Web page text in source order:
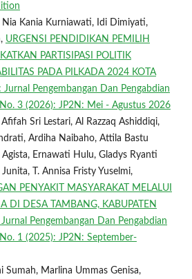
Nia Kania Kurniawati, Idi Dimiyati,
URGENSI PENDIDIKAN PEMILIH
PARTISIPASI POLITIK
PADA PILKADA 2024 KOTA
Jurnal Pengembangan Dan Pengabdian
3 (2026): JP2N: Mei - Agustus 2026
Sri Lestari, Al Razzaq Ashiddiqi,
Ardiha Naibaho, Attila Bastu
Agista, Ernawati Hulu, Gladys Ryanti
T. Annisa Fristy Yuselmi,
PENYAKIT MASYARAKAT MELALUI
DI DESA TAMBANG, KABUPATEN
Pengembangan Dan Pengabdian
1 (2025): JP2N: September-
Sumah, Marlina Ummas Genisa,